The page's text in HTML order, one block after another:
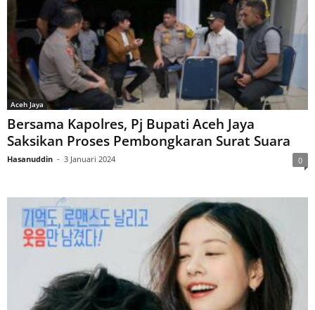
Aceh Jaya
Bersama Kapolres, Pj Bupati Aceh Jaya
Saksikan Proses Pembongkaran Surat Suara
Hasanuddin - 3 Januari 2024 0